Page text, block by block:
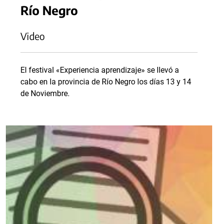
Río Negro
Video
El festival «Experiencia aprendizaje» se llevó a
cabo en la provincia de Río Negro los días 13 y 14
de Noviembre.